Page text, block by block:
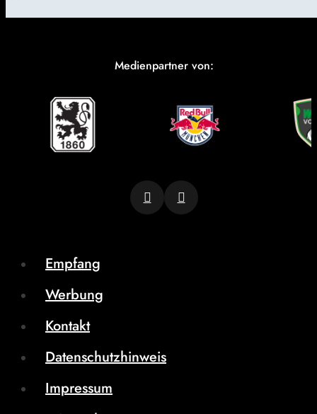
Medienpartner von:
Empfang
Werbung
Kontakt
Datenschutzhinweis
Impressum